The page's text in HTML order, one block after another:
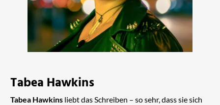
Tabea Hawkins
Tabea Hawkinsliebt das Schreiben – so sehr, dass sie sich